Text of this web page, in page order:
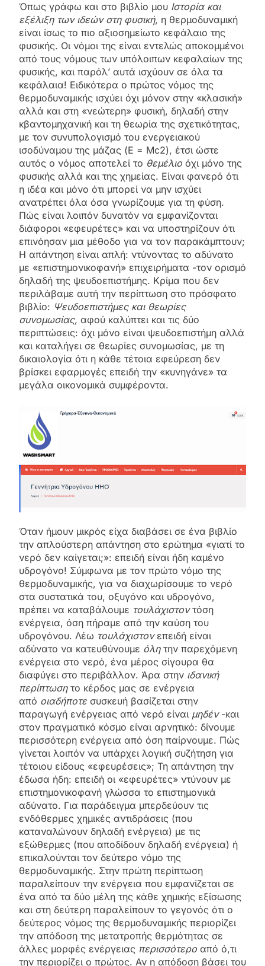
Όπως γράφω και στο βιβλίο μου Ιστορία και
εξέλιξη των ιδεών στη φυσική, η θερμοδυναμική
είναι ίσως το πιο αξιοσημείωτο κεφάλαιο της
φυσικής. Οι νόμοι της είναι εντελώς αποκομμένοι
από τους νόμους των υπόλοιπων κεφαλαίων της
φυσικής, και παρόλ’ αυτά ισχύουν σε όλα τα
κεφάλαια! Ειδικότερα ο πρώτος νόμος της
θερμοδυναμικής ισχύει όχι μόνον στην «κλασική»
αλλά και στη «νεώτερη» φυσική, δηλαδή στην
κβαντομηχανική και τη θεωρία της σχετικότητας,
με τον συνυπολογισμό του ενεργειακού
ισοδύναμου της μάζας (E = Mc2), έτσι ώστε
αυτός ο νόμος αποτελεί το θεμέλιο όχι μόνο της
φυσικής αλλά και της χημείας. Είναι φανερό ότι
η ιδέα και μόνο ότι μπορεί να μην ισχύει
ανατρέπει όλα όσα γνωρίζουμε για τη φύση.
Πώς είναι λοιπόν δυνατόν να εμφανίζονται
διάφοροι «εφευρέτες» και να υποστηρίζουν ότι
επινόησαν μια μέθοδο για να τον παρακάμπτουν;
Η απάντηση είναι απλή: ντύνοντας το αδύνατο
με «επιστημονικοφανή» επιχειρήματα -τον ορισμό
δηλαδή της ψευδοεπιστήμης. Κρίμα που δεν
περιλάβαμε αυτή την περίπτωση στο πρόσφατο
βιβλίο: Ψευδοεπιστήμες και θεωρίες
συνομωσίας, αφού καλύπτει και τις δύο
περιπτώσεις: όχι μόνο είναι ψευδοεπιστήμη αλλά
και καταλήγει σε θεωρίες συνομωσίας, με τη
δικαιολογία ότι η κάθε τέτοια εφεύρεση δεν
βρίσκει εφαρμογές επειδή την «κυνηγάνε» τα
μεγάλα οικονομικά συμφέροντα.
Όταν ήμουν μικρός είχα διαβάσει σε ένα βιβλίο
την απλούστερη απάντηση στο ερώτημα «γιατί το
νερό δεν καίγεται;»: επειδή είναι ήδη καμένο
υδρογόνο! Σύμφωνα με τον πρώτο νόμο της
θερμοδυναμικής, για να διαχωρίσουμε το νερό
στα συστατικά του, οξυγόνο και υδρογόνο,
πρέπει να καταβάλουμε τουλάχιστοντόση
ενέργεια, όση πήραμε από την καύση του
υδρογόνου. Λέω τουλάχιστον επειδή είναι
αδύνατο να κατευθύνουμε όλη την παρεχόμενη
ενέργεια στο νερό, ένα μέρος σίγουρα θα
διαφύγει στο περιβάλλον. Άρα στην ιδανική
περίπτωση το κέρδος μας σε ενέργεια
από οιαδήποτε συσκευή βασίζεται στην
παραγωγή ενέργειας από νερό είναι μηδέν -και
στον πραγματικό κόσμο είναι αρνητικό: δίνουμε
περισσότερη ενέργεια από όση παίρνουμε. Πώς
γίνεται λοιπόν να υπάρχει λογική συζήτηση για
τέτοιου είδους «εφευρέσεις»; Τη απάντηση την
έδωσα ήδη: επειδή οι «εφευρέτες» ντύνουν με
επιστημονικοφανή γλώσσα το επιστημονικά
αδύνατο. Για παράδειγμα μπερδεύουν τις
ενδόθερμες χημικές αντιδράσεις (που
καταναλώνουν δηλαδή ενέργεια) με τις
εξώθερμες (που αποδίδουν δηλαδή ενέργεια) ή
επικαλούνται τον δεύτερο νόμο της
θερμοδυναμικής. Στην πρώτη περίπτωση
παραλείπουν την ενέργεια που εμφανίζεται σε
ένα από τα δύο μέλη της κάθε χημικής εξίσωσης
και στη δεύτερη παραλείπουν το γεγονός ότι ο
δεύτερος νόμος της θερμοδυναμικής περιορίζει
την απόδοση της μετατροπής θερμότητας σε
άλλες μορφές ενέργειας περισσότερο από ό,τι
την περιορίζει ο πρώτος. Αν η απόδοση βάσει του